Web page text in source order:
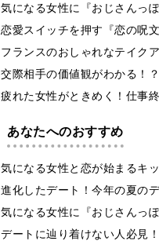
気になる女性に『おじさんっ
恋愛スイッチを押す『恋の呪
フランスのおしゃれなテイク
交際相手の価値観がわかる！
疲れた女性がときめく！仕事
あなたへのおすすめ
気になる女性と恋が始まるキ
進化したデート！今年の夏の
気になる女性に『おじさんっ
デートに辿り着けない人必見